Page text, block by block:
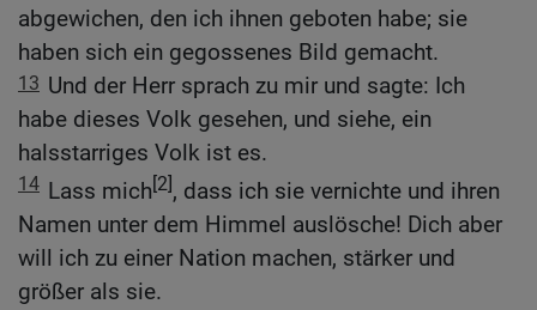
abgewichen, den ich ihnen geboten habe; sie
haben sich ein gegossenes Bild gemacht.
13 Und der Herr sprach zu mir und sagte: Ich
habe dieses Volk gesehen, und siehe, ein
halsstarriges Volk ist es.
14 Lass mich[2], dass ich sie vernichte und ihren
Namen unter dem Himmel auslösche! Dich aber
will ich zu einer Nation machen, stärker und
größer als sie.